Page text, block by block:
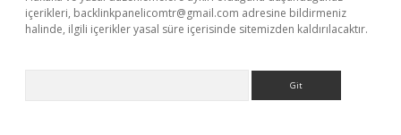
içerikleri, backlinkpanelicomtr@gmail.com adresine bildirmeniz
halinde, ilgili içerikler yasal süre içerisinde sitemizden kaldırılacaktır.